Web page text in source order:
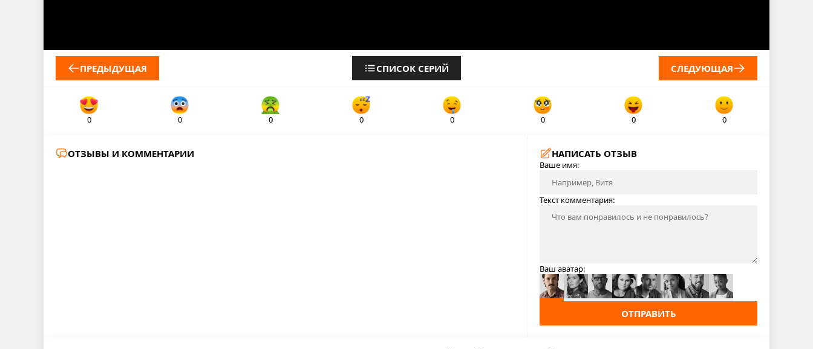
ПРЕДЫДУЩАЯ СПИСОК СЕРИЙ СЛЕДУЮЩАЯ
0 0 0 0 0 0 0 0
ОТЗЫВЫ И КОММЕНТАРИИ НАПИСАТЬ ОТЗЫВ
Ваше имя:
Текст комментария:
Ваш аватар:
ОТПРАВИТЬ